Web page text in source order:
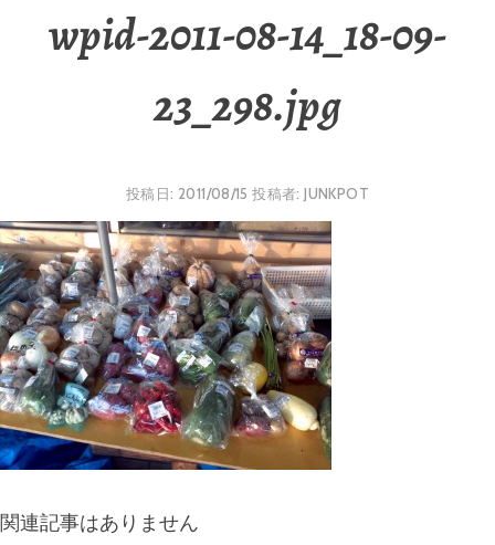
wpid-2011-08-14_18-09-
23_298.jpg
投稿日: 2011/08/15 投稿者:JUNKPOT
関連記事はありません